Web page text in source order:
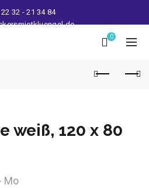
32 - 21 34 84
1 - 50389 Wesseling
17 Uhr, Sa: 9 – 12 Uhr
0
weiß, 120 x 80
Mo